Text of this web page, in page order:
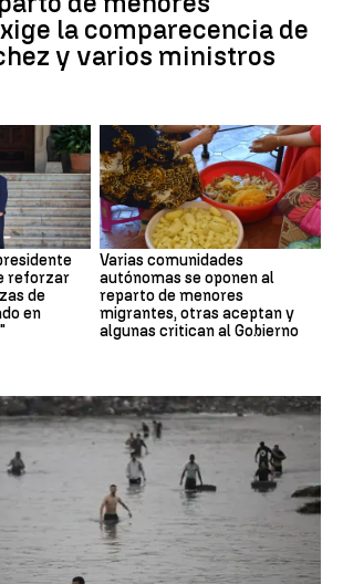
la comparecencia de
y varios ministros
reforzar
de
en
Varias comunidades
autónomas se oponen al
reparto de menores
migrantes, otras aceptan y
algunas critican al Gobierno